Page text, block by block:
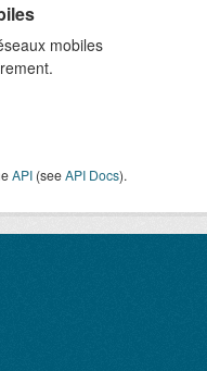
mobiles
API (seeAPI Docs).